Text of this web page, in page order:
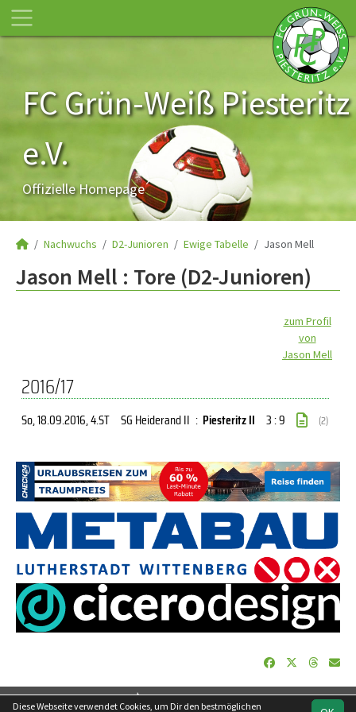
FC Grün-Weiß Piesteritz
e.V.
Offizielle Homepage
Nachwuchs D2-Junioren Ewige Tabelle Jason Mell
Jason Mell : Tore (D2-Junioren)
zum Profil
von
Jason Mell
2016/17
So, 18.09.2016, 4.ST SG Heiderand II : Piesteritz II 3 : 9 (2)
soccero.de
Diese Webseite verwendet Cookies, um Dir den bestmöglichen